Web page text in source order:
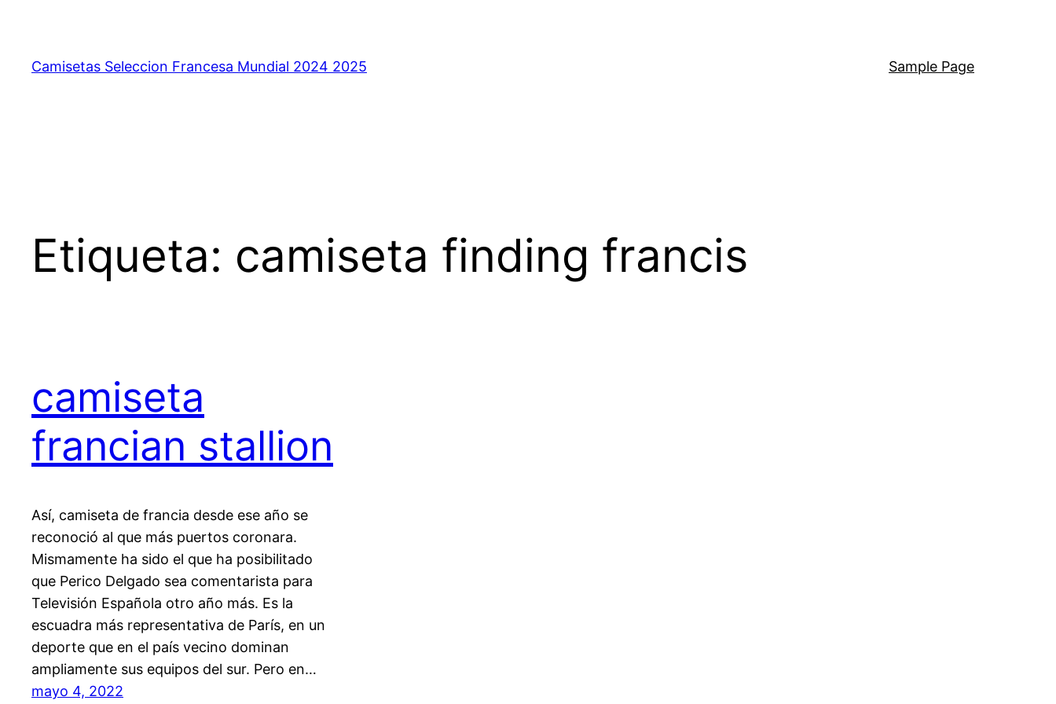
contenido
Camisetas Seleccion Francesa Mundial 2024 2025 Sample Page
Etiqueta: camiseta finding francis
camiseta
francian stallion
Así, camiseta de francia desde ese año se
reconoció al que más puertos coronara.
Mismamente ha sido el que ha posibilitado
que Perico Delgado sea comentarista para
Televisión Española otro año más. Es la
escuadra más representativa de París, en un
deporte que en el país vecino dominan
ampliamente sus equipos del sur. Pero en…
mayo 4, 2022